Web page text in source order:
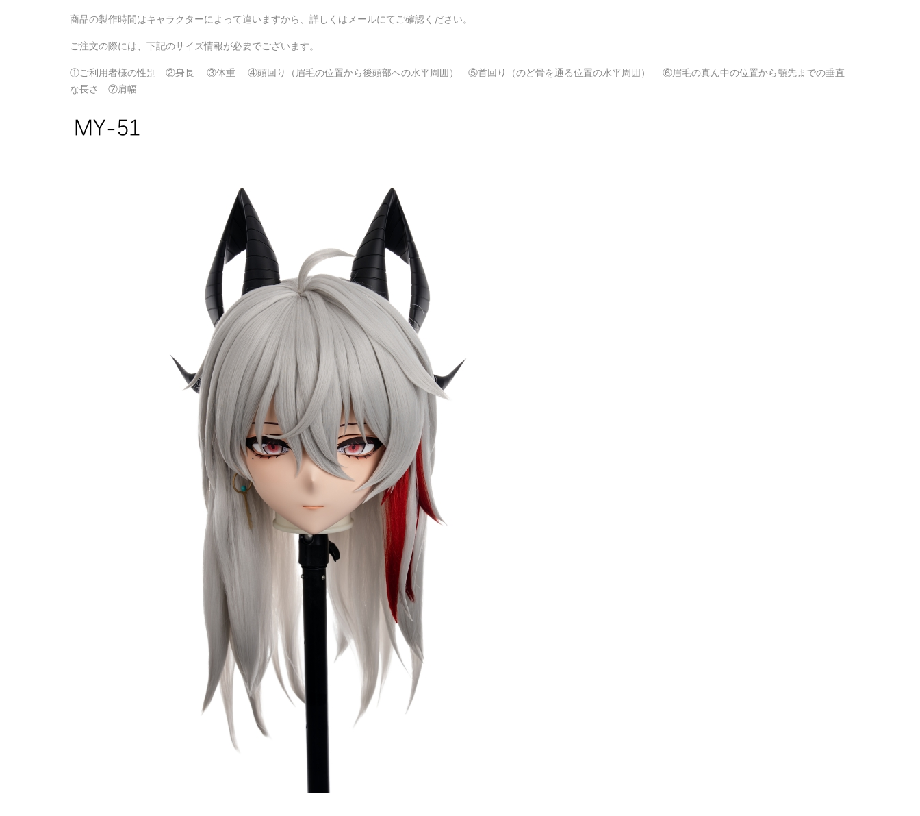
商品の製作時間はキャラクターによって違いますから、詳しくはメールにてご確認ください。
ご注文の際には、下記のサイズ情報が必要でございます。
①ご利用者様の性別 ②身長 ③体重 ④頭回り（眉毛の位置から後頭部への水平周囲） ⑤首回り（のど骨を通る位置の水平周囲） ⑥眉毛の真ん中の位置から顎先までの垂直
な長さ ⑦肩幅